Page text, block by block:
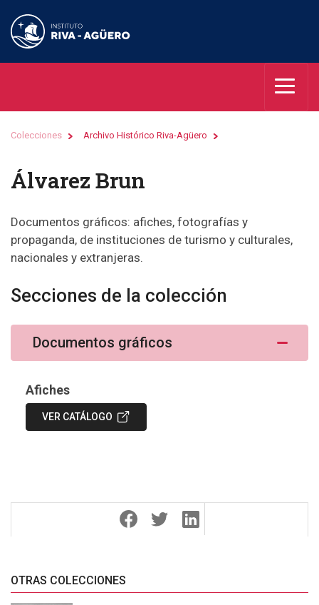
Colecciones Archivo Histórico Riva-Agüero
Álvarez Brun
Documentos gráficos: afiches, fotografías y
propaganda, de instituciones de turismo y culturales,
nacionales y extranjeras.
Secciones de la colección
Documentos gráficos
Afiches
VER CATÁLOGO
OTRAS COLECCIONES